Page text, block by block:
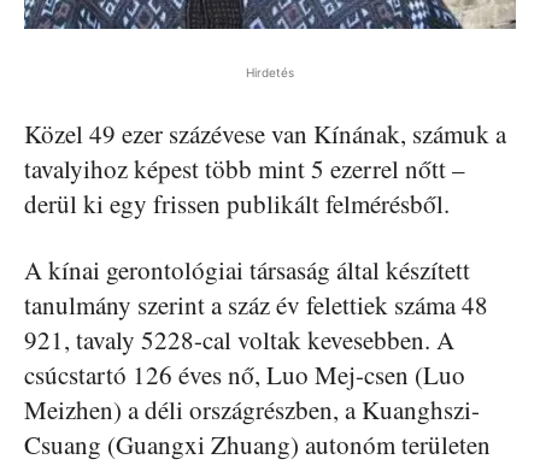
Hirdetés
Közel 49 ezer százévese van Kínának, számuk a
tavalyihoz képest több mint 5 ezerrel nőtt –
derül ki egy frissen publikált felmérésből.
A kínai gerontológiai társaság által készített
tanulmány szerint a száz év felettiek száma 48
921, tavaly 5228-cal voltak kevesebben. A
csúcstartó 126 éves nő, Luo Mej-csen (Luo
Meizhen) a déli országrészben, a Kuanghszi-
Csuang (Guangxi Zhuang) autonóm területen